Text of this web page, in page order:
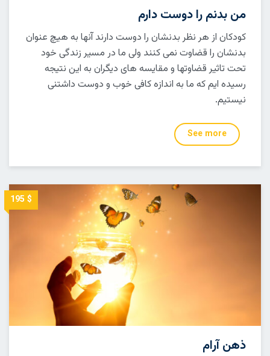
من بدنم را دوست دارم
کودکان از هر نظر بدنشان را دوست دارند آنها به هیچ عنوان
بدنشان را قضاوت نمی کنند ولی ما در مسیر زندگی خود
تحت تاثیر قضاوتها و مقایسه های دیگران به این نتیجه
رسیده ایم که ما به اندازه کافی خوب و دوست داشتنی
نیستیم.
See more
$ 195
ذهن آرام